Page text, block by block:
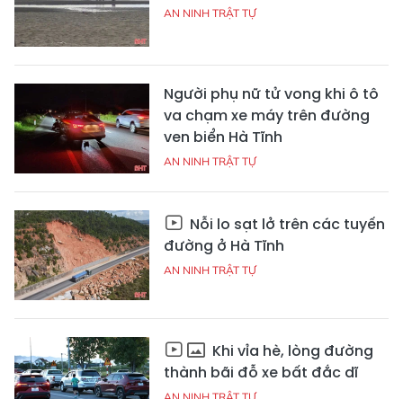
AN NINH TRẬT TỰ
Người phụ nữ tử vong khi ô tô
va chạm xe máy trên đường
ven biển Hà Tĩnh
AN NINH TRẬT TỰ
Nỗi lo sạt lở trên các tuyến
đường ở Hà Tĩnh
AN NINH TRẬT TỰ
Khi vỉa hè, lòng đường
thành bãi đỗ xe bất đắc dĩ